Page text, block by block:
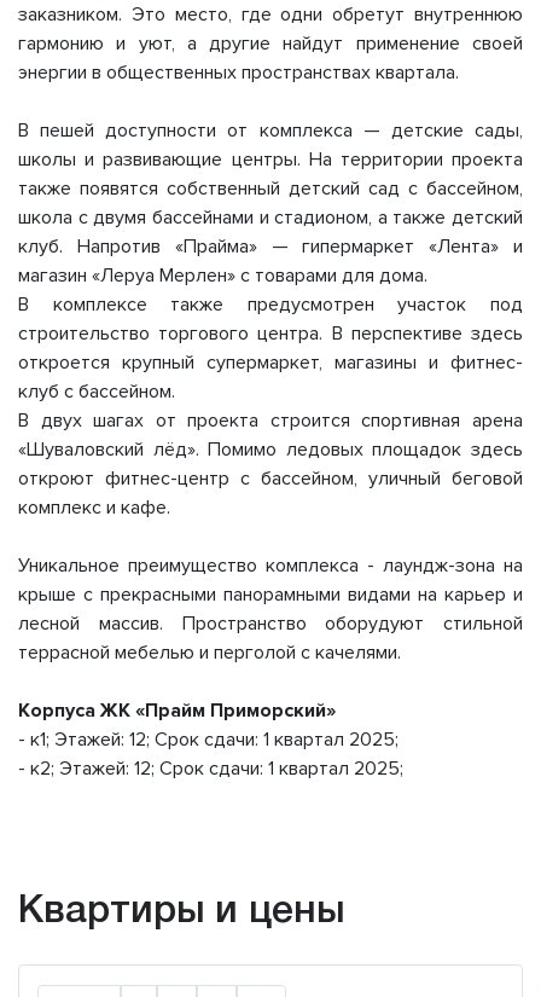
заказником. Это место, где одни обретут внутреннюю
гармонию и уют, а другие найдут применение своей
энергии в общественных пространствах квартала.
В пешей доступности от комплекса — детские сады,
школы и развивающие центры. На территории проекта
также появятся собственный детский сад с бассейном,
школа с двумя бассейнами и стадионом, а также детский
клуб. Напротив «Прайма» — гипермаркет «Лента» и
магазин «Леруа Мерлен» с товарами для дома.
В комплексе также предусмотрен участок под
строительство торгового центра. В перспективе здесь
откроется крупный супермаркет, магазины и фитнес-
клуб с бассейном.
В двух шагах от проекта строится спортивная арена
«Шуваловский лёд». Помимо ледовых площадок здесь
откроют фитнес-центр с бассейном, уличный беговой
комплекс и кафе.
Уникальное преимущество комплекса - лаундж-зона на
крыше с прекрасными панорамными видами на карьер и
лесной массив. Пространство оборудуют стильной
террасной мебелью и перголой с качелями.
Корпуса ЖК «Прайм Приморский»
- к1; Этажей: 12; Срок сдачи: 1 квартал 2025;
- к2; Этажей: 12; Срок сдачи: 1 квартал 2025;
Квартиры и цены